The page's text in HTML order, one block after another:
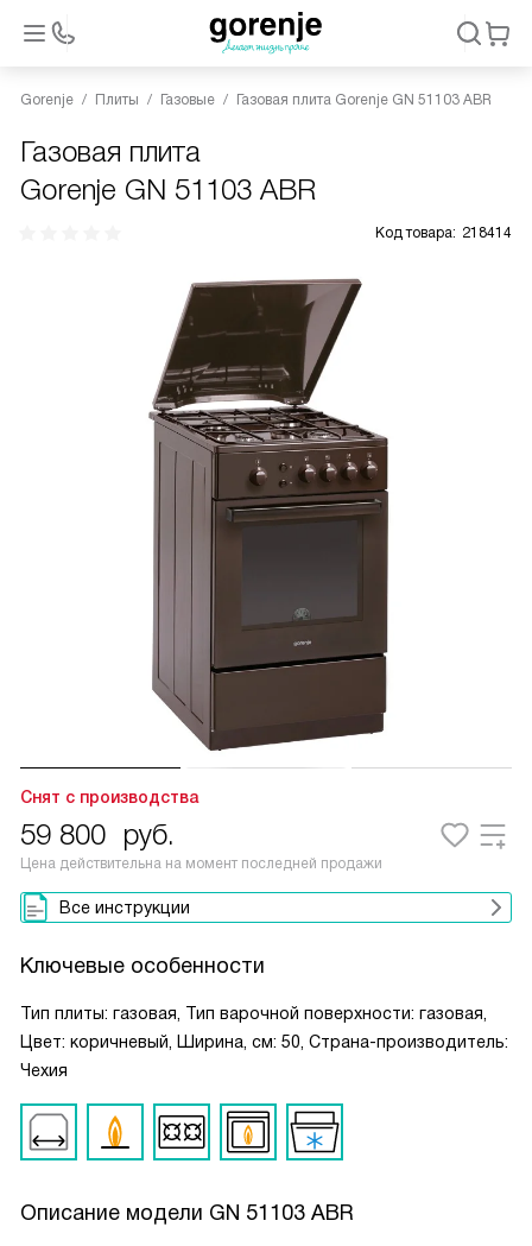
Gorenje Плиты Газовые Газовая плита Gorenje GN 51103 ABR
Газовая плита
Gorenje GN 51103 ABR
Код товара: 218414
Снят с производства
59 800 руб.
Цена действительна на момент последней продажи
Все инструкции
Ключевые особенности
Тип плиты: газовая, Тип варочной поверхности: газовая,
Цвет: коричневый, Ширина, см: 50, Страна-производитель:
Чехия
Описание модели GN 51103 ABR